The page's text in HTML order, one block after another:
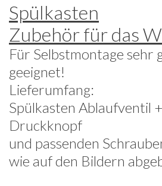
Spülkasten
Zubehör für das
Für Selbstmontage sehr
geeignet!
Lieferumfang:
Spülkasten Ablaufventil
Druckknopf
und passenden
wie auf den Bildern